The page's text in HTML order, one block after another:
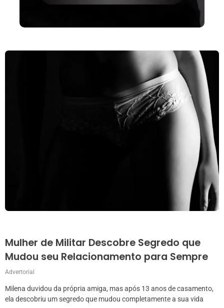
Mulher de Militar Descobre Segredo que
Mudou seu Relacionamento para Sempre
Advertorial
Milena duvidou da própria amiga, mas após 13 anos de casamento,
ela descobriu um segredo que mudou completamente a sua vida